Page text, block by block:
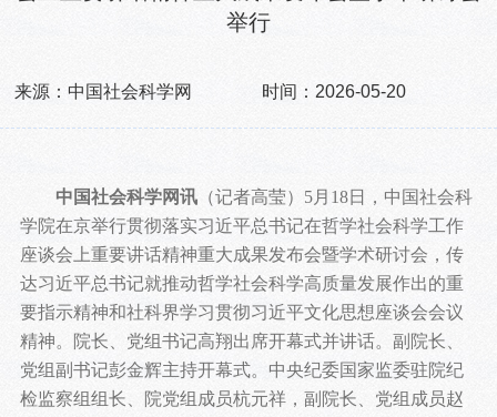
举行
来源：中国社会科学网 时间：2026-05-20
中国社会科学网讯（记者高莹）5月18日，中国社会科
学院在京举行贯彻落实习近平总书记在哲学社会科学工作
座谈会上重要讲话精神重大成果发布会暨学术研讨会，传
达习近平总书记就推动哲学社会科学高质量发展作出的重
要指示精神和社科界学习贯彻习近平文化思想座谈会会议
精神。院长、党组书记高翔出席开幕式并讲话。副院长、
党组副书记彭金辉主持开幕式。中央纪委国家监委驻院纪
检监察组组长、院党组成员杭元祥，副院长、党组成员赵